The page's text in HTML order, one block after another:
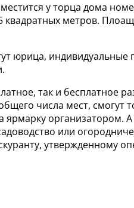
у торца дома
квадратных метров.
юрица, индивидуальные
так и бесплатное
числа мест, смогут
организатором.
или
утвержденному